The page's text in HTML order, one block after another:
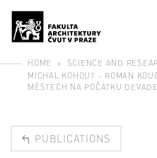
HOME SCIENCE AND
MICHAL KOHOUT - ROMAN
MĚSTECH NA POČÁTKU
PUBLICATIONS